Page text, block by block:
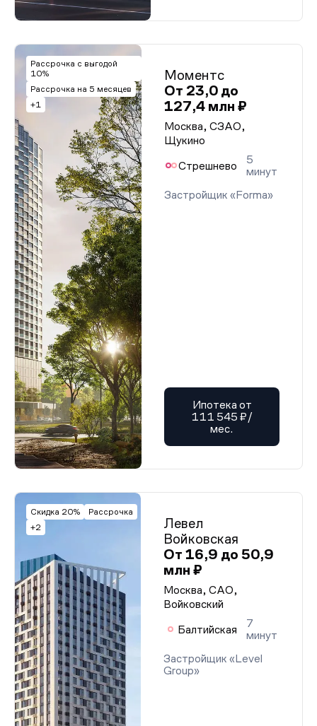
Рассрочка с выгодой
10%
Рассрочка на 5 месяцев
+1
Моментс
От 23,0 до
127,4 млн ₽
Москва, СЗАО,
Щукино
Стрешнево
5
минут
Застройщик «Forma»
Ипотека от
111 545 ₽/
мес.
Скидка 20%
Рассрочка
+2
Левел
Войковская
От 16,9 до 50,9
млн ₽
Москва, САО,
Войковский
Балтийская
7
минут
Застройщик «Level
Group»